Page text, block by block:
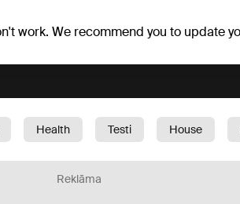
work. We recommend you to update
Health Testi House
Reklāma